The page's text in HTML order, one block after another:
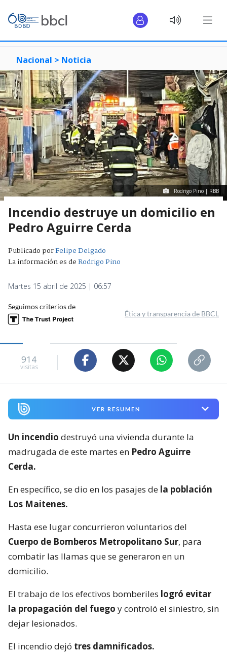
Nacional > Noticia
Rodrigo Pino | RBB
Incendio destruye un domicilio en
Pedro Aguirre Cerda
Publicado porFelipe Delgado
La información es deRodrigo Pino
Martes 15 abril de 2025 | 06:57
Seguimos criterios de
Ética y transparencia de BBCL
914
visitas
VER RESUMEN
Un incendio destruyó una vivienda durante la
madrugada de este martes en Pedro Aguirre
Cerda.
En específico, se dio en los pasajes de la población
Los Maitenes.
Hasta ese lugar concurrieron voluntarios del
Cuerpo de Bomberos Metropolitano Sur, para
combatir las llamas que se generaron en un
domicilio.
El trabajo de los efectivos bomberiles logró evitar
la propagación del fuego y controló el siniestro, sin
dejar lesionados.
El incendio dejó tres damnificados.